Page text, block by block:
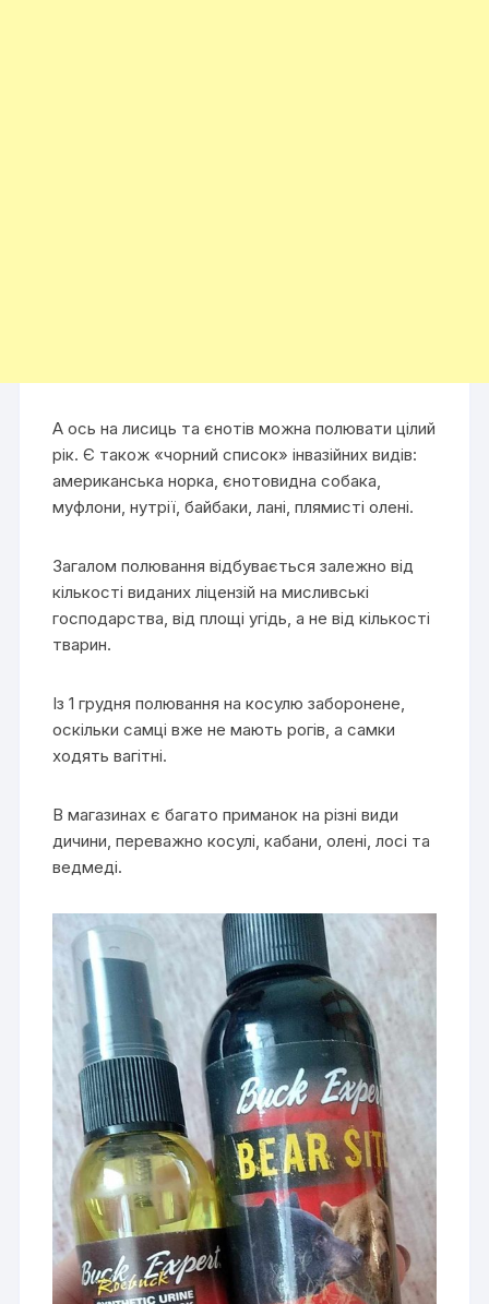
А ось на лисиць та єнотів можна полювати цілий
рік. Є також «чорний список» інвазійних видів:
американська норка, єнотовидна собака,
муфлони, нутрії, байбаки, лані, плямисті олені.
Загалом полювання відбувається залежно від
кількості виданих ліцензій на мисливські
господарства, від площі угідь, а не від кількості
тварин.
Із 1 грудня полювання на косулю заборонене,
оскільки самці вже не мають рогів, а самки
ходять вагітні.
В магазинах є багато приманок на різні види
дичини, переважно косулі, кабани, олені, лосі та
ведмеді.